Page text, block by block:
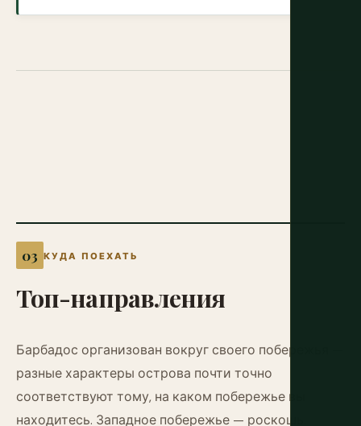
КУДА ПОЕХАТЬ
Топ-направления
Барбадос организован вокруг своего побережья —
разные характеры острова почти точно
соответствуют тому, на каком побережье вы
находитесь. Западное побережье — роскошь.